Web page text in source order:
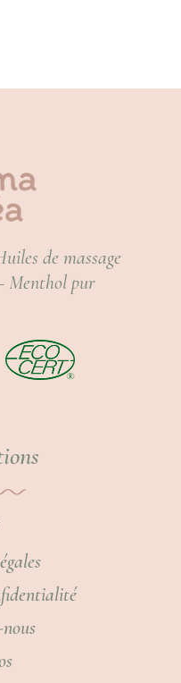
de massage
Menthol pur